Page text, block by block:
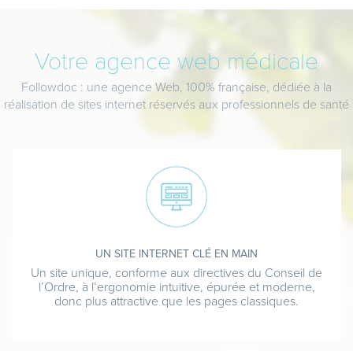
Votre agence web médicale
Followdoc : une agence Web, 100% française, dédiée à la
réalisation de sites internet réservés aux professionnels de santé
UN SITE INTERNET CLÉ EN MAIN
Un site unique, conforme aux directives du Conseil de
l’Ordre, à l’ergonomie intuitive, épurée et moderne,
donc plus attractive que les pages classiques.